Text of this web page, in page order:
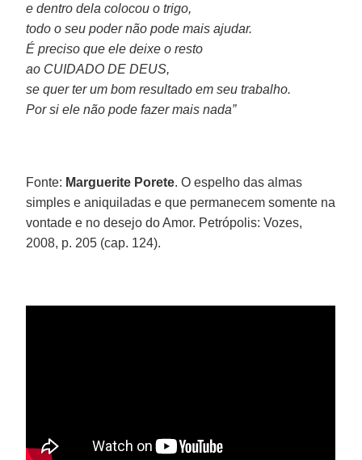
e dentro dela colocou o trigo,
todo o seu poder não pode mais ajudar.
É preciso que ele deixe o resto
ao CUIDADO DE DEUS,
se quer ter um bom resultado em seu trabalho.
Por si ele não pode fazer mais nada”
Fonte: Marguerite Porete. O espelho das almas
simples e aniquiladas e que permanecem somente na
vontade e no desejo do Amor. Petrópolis: Vozes,
2008, p. 205 (cap. 124).